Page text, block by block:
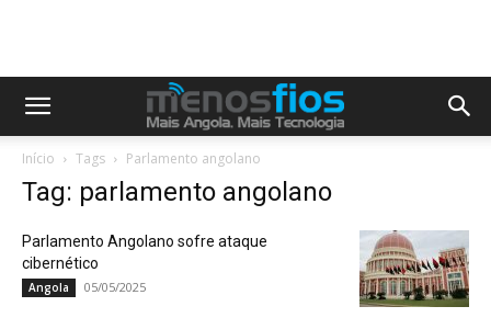
Início Tags Parlamento angolano
Tag: parlamento angolano
Parlamento Angolano sofre ataque
cibernético
Angola 05/05/2025